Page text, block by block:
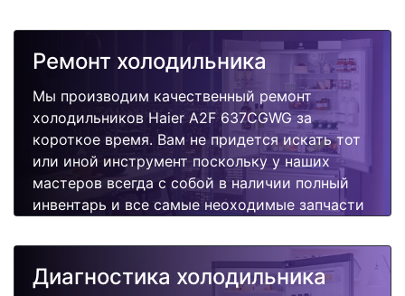
Ремонт холодильника
Мы производим качественный ремонт
холодильников Haier A2F 637CGWG за
короткое время. Вам не придется искать тот
или иной инструмент поскольку у наших
мастеров всегда с собой в наличии полный
инвентарь и все самые неоходимые запчасти
быстро, качественно и недорого.
Диагностика холодильника